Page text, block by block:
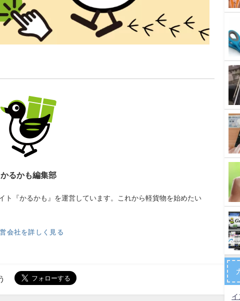
かるかも編集部
ト『かるかも』を運営しています。これから軽貨物を始めたい
会社を詳しく見る
イ